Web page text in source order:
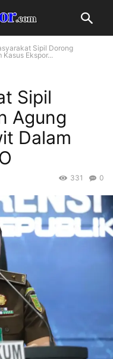
Sipil Dorong
Ekspor...
Sipil
Agung
Dalam
0
331